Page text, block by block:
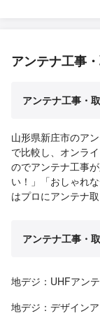
アンテナ工事
アンテナ工事・
山形県新庄市のア
で比較し、オンラ
のでアンテナ工事
い！」「おしゃれ
はプロにアンテナ
アンテナ工事・
地デジ：UHFアン
地デジ：デザイン